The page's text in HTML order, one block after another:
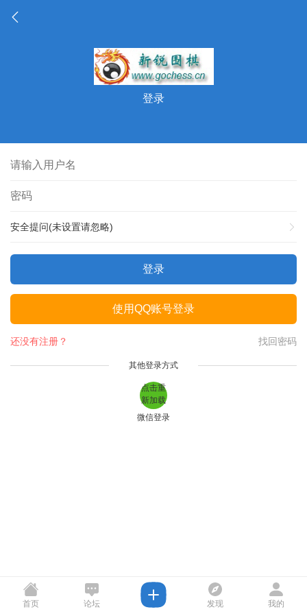
登录
安全提问(未设置请忽略)
登录
使用QQ账号登录
找回密码
还没有注册？
其他登录方式
点击重
新加载
微信登录
首页 论坛 发现 我的